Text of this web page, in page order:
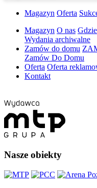
Magazyn Oferta
Magazyn O nas
Wydania archiwalne
Zamów do domu
Zamów Do Domu
Oferta Oferta
Kontakt
Nasze obiekty